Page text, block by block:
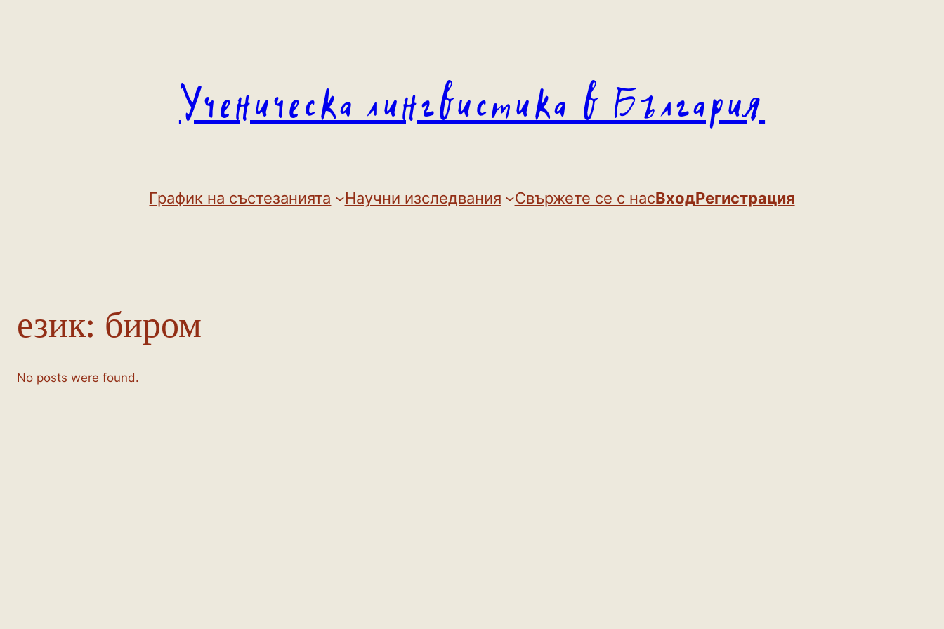
Ученическа лингвистика в България
График на състезанията Научни изследвания Свържете се с насВходРегистрация
език: биром
No posts were found.